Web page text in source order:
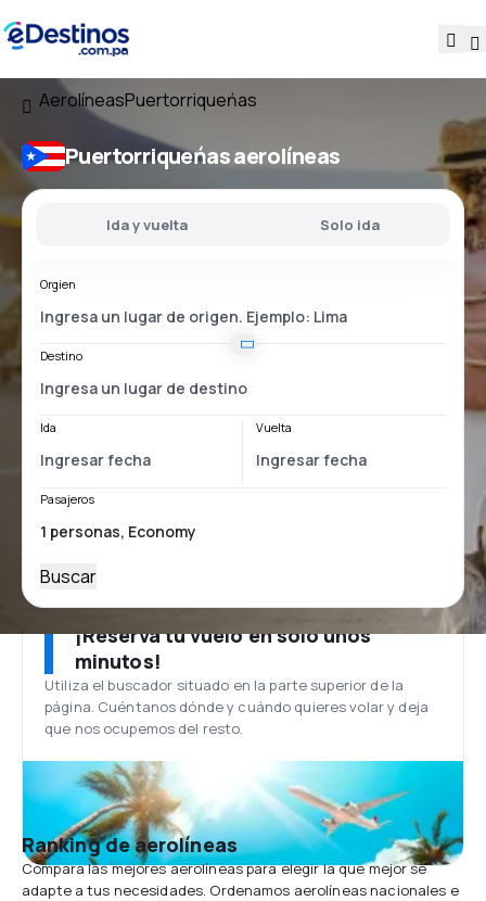
AerolíneasPuertorriqueńas
Puertorriqueńas aerolíneas
Ida y vuelta Solo ida
Orgien
Destino
Ida Vuelta
Pasajeros
Buscar
¡Reserva tu vuelo en solo unos
minutos!
Utiliza el buscador situado en la parte superior de la
página. Cuéntanos dónde y cuándo quieres volar y deja
que nos ocupemos del resto.
Ranking de aerolíneas
Compara las mejores aerolíneas para elegir la que mejor se
adapte a tus necesidades. Ordenamos aerolíneas nacionales e